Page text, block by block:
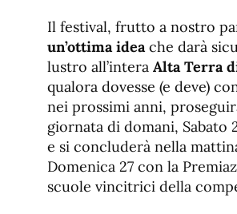
Il festival, frutto a nostro
un’ottima ideache darà
lustro all’intera Alta Terra
qualora dovesse (e deve)
nei prossimi anni,
giornata di domani, Sabato
e si concluderà nella
Domenica 27 con la
scuole vincitrici della